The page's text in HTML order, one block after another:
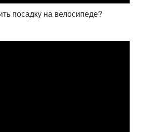
посадку на велосипеде?